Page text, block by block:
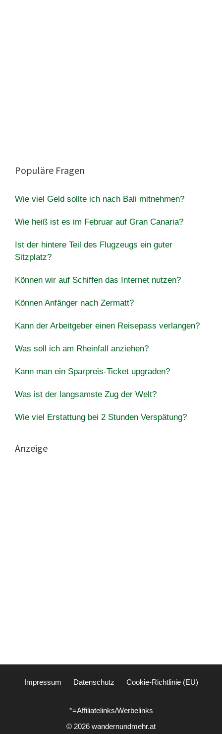
Populäre Fragen
Wie viel Geld sollte ich nach Bali mitnehmen?
Wie heiß ist es im Februar auf Gran Canaria?
Ist der hintere Teil des Flugzeugs ein guter
Sitzplatz?
Können wir auf Schiffen das Internet nutzen?
Können Anfänger nach Zermatt?
Kann der Arbeitgeber einen Reisepass verlangen?
Was soll ich am Rheinfall anziehen?
Kann man ein Sparpreis-Ticket upgraden?
Was ist der langsamste Zug der Welt?
Wie viel Erstattung bei 2 Stunden Verspätung?
Anzeige
Impressum Datenschutz Cookie-Richtlinie (EU)
*=Affiliatelinks/Werbelinks
© 2026 wandernundmehr.at